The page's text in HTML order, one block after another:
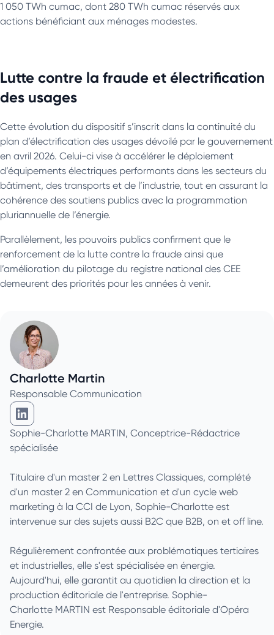
1 050 TWh cumac, dont 280 TWh cumac réservés aux
actions bénéficiant aux ménages modestes.
Lutte contre la fraude et électrification
des usages
Cette évolution du dispositif s’inscrit dans la continuité du
plan d’électrification des usages dévoilé par le gouvernement
en avril 2026. Celui-ci vise à accélérer le déploiement
d’équipements électriques performants dans les secteurs du
bâtiment, des transports et de l’industrie, tout en assurant la
cohérence des soutiens publics avec la programmation
pluriannuelle de l’énergie.
Parallèlement, les pouvoirs publics confirment que le
renforcement de la lutte contre la fraude ainsi que
l’amélioration du pilotage du registre national des CEE
demeurent des priorités pour les années à venir.
Charlotte Martin
Responsable Communication
Charlotte Martin sur Linkedin
Sophie-Charlotte MARTIN, Conceptrice-Rédactrice
spécialisée
Titulaire d'un master 2 en Lettres Classiques, complété
d'un master 2 en Communication et d'un cycle web
marketing à la CCI de Lyon, Sophie-Charlotte est
intervenue sur des sujets aussi B2C que B2B, on et off line.
Régulièrement confrontée aux problématiques tertiaires
et industrielles, elle s'est spécialisée en énergie.
Aujourd'hui, elle garantit au quotidien la direction et la
production éditoriale de l'entreprise. Sophie-
Charlotte MARTIN est Responsable éditoriale d'Opéra
Energie.